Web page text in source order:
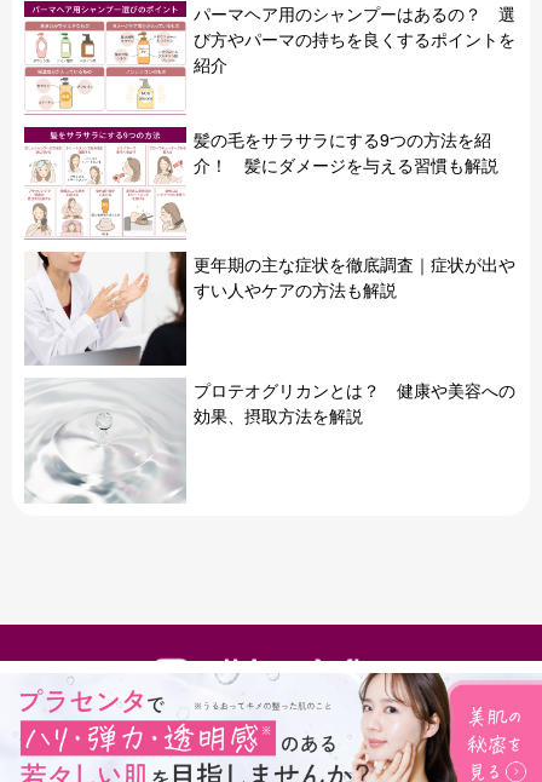
パーマヘア用のシャンプーはあるの？ 選
び方やパーマの持ちを良くするポイントを
紹介
髪の毛をサラサラにする9つの方法を紹
介！ 髪にダメージを与える習慣も解説
更年期の主な症状を徹底調査｜症状が出や
すい人やケアの方法も解説
プロテオグリカンとは？ 健康や美容への
効果、摂取方法を解説
運営会社 フラコラ公式オンラインショップ